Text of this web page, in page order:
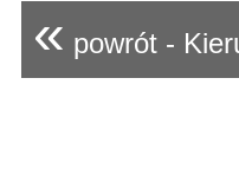
« powrót -